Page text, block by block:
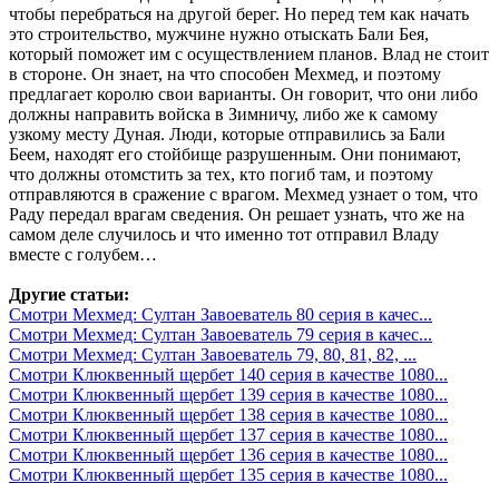
чтобы перебраться на другой берег. Но перед тем как начать
это строительство, мужчине нужно отыскать Бали Бея,
который поможет им с осуществлением планов. Влад не стоит
в стороне. Он знает, на что способен Мехмед, и поэтому
предлагает королю свои варианты. Он говорит, что они либо
должны направить войска в Зимничу, либо же к самому
узкому месту Дуная. Люди, которые отправились за Бали
Беем, находят его стойбище разрушенным. Они понимают,
что должны отомстить за тех, кто погиб там, и поэтому
отправляются в сражение с врагом. Мехмед узнает о том, что
Раду передал врагам сведения. Он решает узнать, что же на
самом деле случилось и что именно тот отправил Владу
вместе с голубем…
Другие статьи:
Смотри Мехмед: Султан Завоеватель 80 серия в качес...
Смотри Мехмед: Султан Завоеватель 79 серия в качес...
Смотри Мехмед: Султан Завоеватель 79, 80, 81, 82, ...
Смотри Клюквенный щербет 140 серия в качестве 1080...
Смотри Клюквенный щербет 139 серия в качестве 1080...
Смотри Клюквенный щербет 138 серия в качестве 1080...
Смотри Клюквенный щербет 137 серия в качестве 1080...
Смотри Клюквенный щербет 136 серия в качестве 1080...
Смотри Клюквенный щербет 135 серия в качестве 1080...